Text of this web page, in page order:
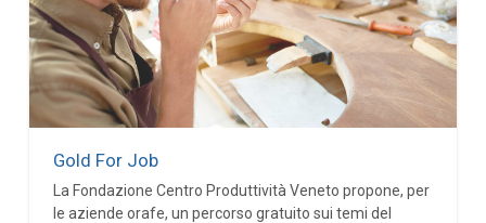
Gold For Job
La Fondazione Centro Produttività Veneto propone, per
le aziende orafe, un percorso gratuito sui temi del